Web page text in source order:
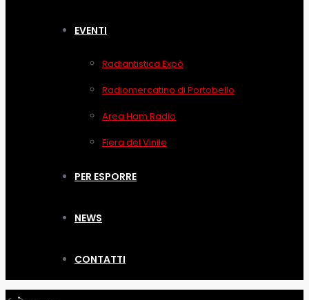
EVENTI
Radiantistica Expò
Radiomercatino di Portobello
Area Ham Radio
Fiera del Vinile
PER ESPORRE
NEWS
CONTATTI